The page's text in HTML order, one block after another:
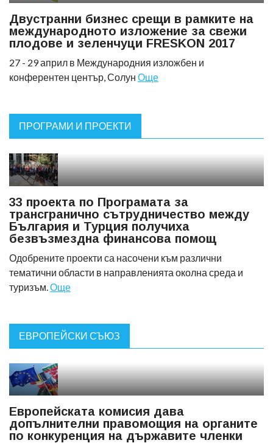
Двустранни бизнес срещи в рамките на
международното изложение за свежи
плодове и зеленчуци FRESKON 2017
27 - 29 април в Международния изложбен и
конферентен център, Солун Още
ПРОГРАМИ И ПРОЕКТИ
33 проекта по Програмата за
трансгранично сътрудничество между
България и Турция получиха
безвъзмездна финансова помощ
Одобрените проекти са насочени към различни
тематични области в направленията околна среда и
туризъм.Още
ЕВРОПЕЙСКИ СЪЮЗ
Европейската комисия дава
допълнителни правомощия на органите
по конкуренция на държавите членки